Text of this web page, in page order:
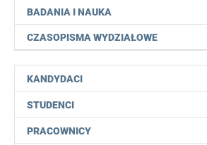
BADANIA I NAUKA
CZASOPISMA WYDZIAŁOWE
KANDYDACI
STUDENCI
PRACOWNICY